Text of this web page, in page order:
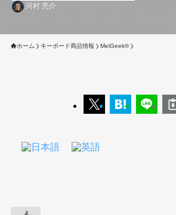
河村 亮介
ホーム キーボード商品情報 MelGeek®︎